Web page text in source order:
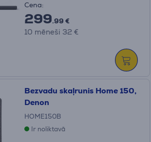
Cena:
299.99 €
10 mēneši 32 €
Bezvadu skaļrunis Home 150,
Denon
HOME150B
Ir noliktavā